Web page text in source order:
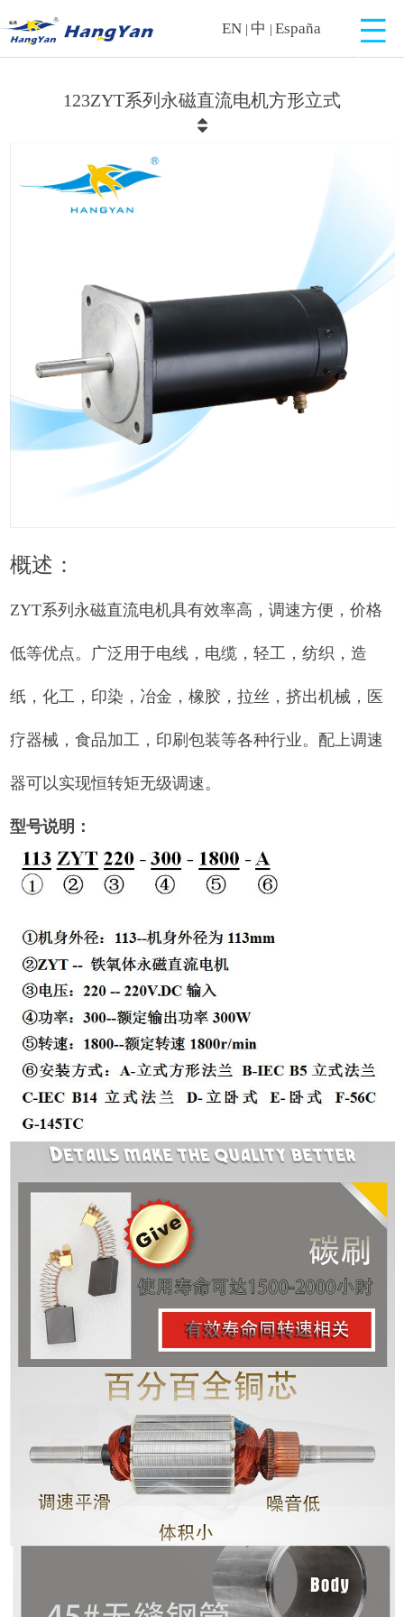
EN | 中 | España
123ZYT系列永磁直流电机方形立式
概述：
ZYT系列永磁直流电机具有效率高，调速方便，价格
低等优点。广泛用于电线，电缆，轻工，纺织，造
纸，化工，印染，冶金，橡胶，拉丝，挤出机械，医
疗器械，食品加工，印刷包装等各种行业。配上调速
器可以实现恒转矩无级调速。
型号说明：